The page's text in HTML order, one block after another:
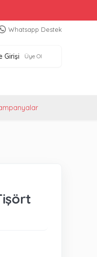
Whatsapp Destek
Girişi Üye Ol